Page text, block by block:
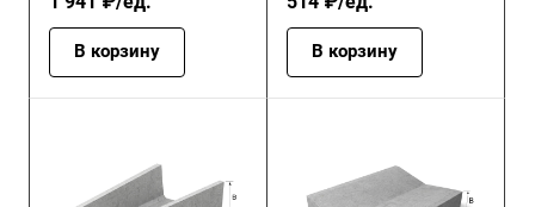
В корзину В корзину